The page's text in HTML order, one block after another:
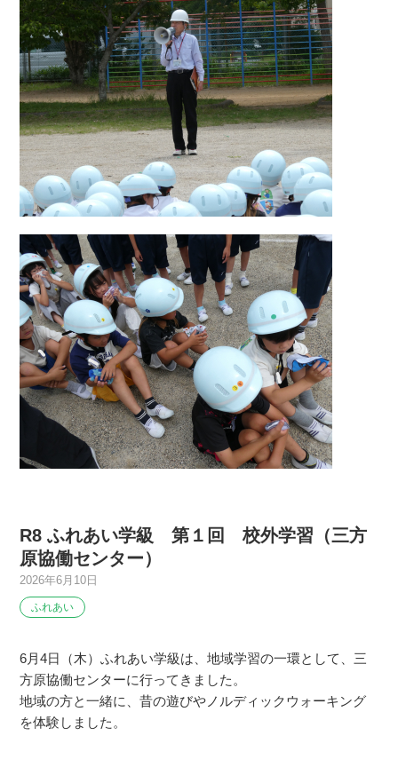
R8 ふれあい学級 第１回 校外学習（三方
原協働センター）
2026年6月10日
ふれあい
6月4日（木）ふれあい学級は、地域学習の一環として、三
方原協働センターに行ってきました。
地域の方と一緒に、昔の遊びやノルディックウォーキング
を体験しました。